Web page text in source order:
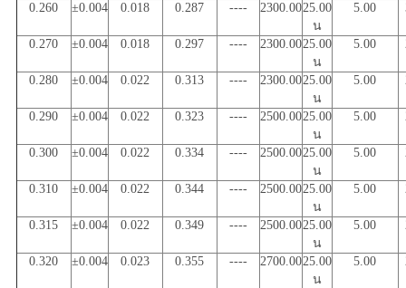
0.260 ±0.004 0.018 0.287 ---- 2300.0025.00
น
5.00
0.270 ±0.004 0.018 0.297 ---- 2300.0025.00
น
5.00
0.280 ±0.004 0.022 0.313 ---- 2300.0025.00
น
5.00
0.290 ±0.004 0.022 0.323 ---- 2500.0025.00
น
5.00
0.300 ±0.004 0.022 0.334 ---- 2500.0025.00
น
5.00
0.310 ±0.004 0.022 0.344 ---- 2500.0025.00
น
5.00
0.315 ±0.004 0.022 0.349 ---- 2500.0025.00
น
5.00
0.320 ±0.004 0.023 0.355 ---- 2700.0025.00
น
5.00